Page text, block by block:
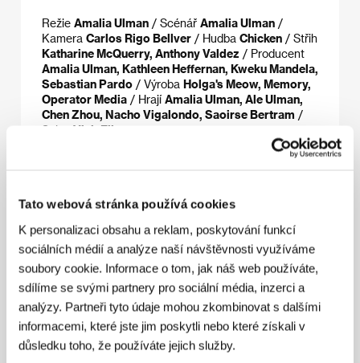
Tato webová stránka používá cookies
K personalizaci obsahu a reklam, poskytování funkcí
sociálních médií a analýze naší návštěvnosti využíváme
soubory cookie. Informace o tom, jak náš web používáte,
sdílíme se svými partnery pro sociální média, inzerci a
analýzy. Partneři tyto údaje mohou zkombinovat s dalšími
informacemi, které jste jim poskytli nebo které získali v
důsledku toho, že používáte jejich služby.
Režie Amalia Ulman / Scénář Amalia Ulman /
Kamera Carlos Rigo Bellver / Hudba Chicken / Střih
Katharine McQuerry, Anthony Valdez / Producent
Amalia Ulman, Kathleen Heffernan, Kweku Mandela,
Sebastian Pardo / Výroba Holga's Meow, Memory,
Operator Media / Hrají Amalia Ulman, Ale Ulman,
Chen Zhou, Nacho Vigalondo, Saoirse Bertram /
Sales Visit Films
Režie